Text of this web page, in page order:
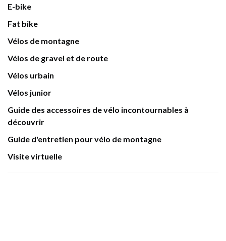
E-bike
Fat bike
Vélos de montagne
Vélos de gravel et de route
Vélos urbain
Vélos junior
Guide des accessoires de vélo incontournables à
découvrir
Guide d'entretien pour vélo de montagne
Visite virtuelle